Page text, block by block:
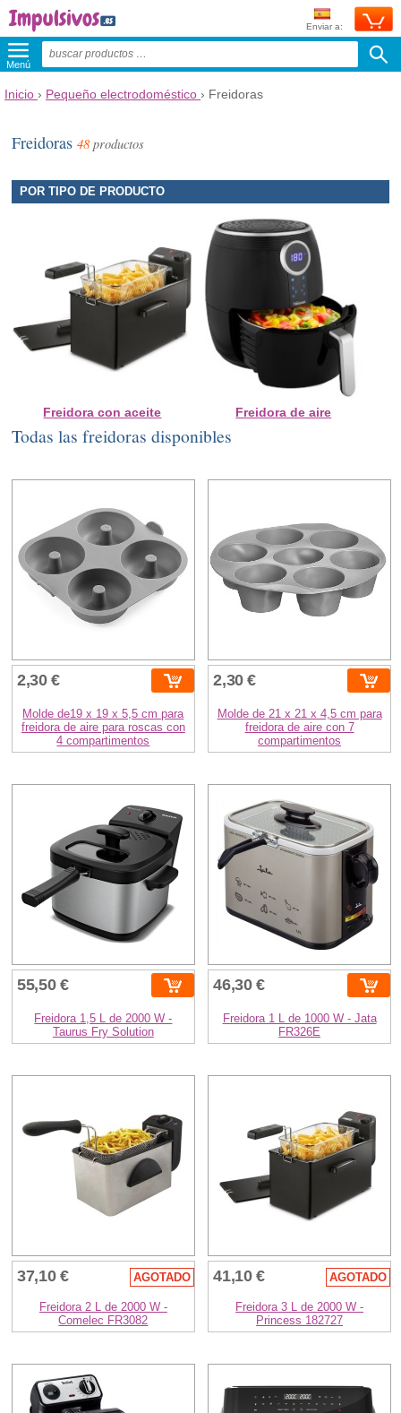
Enviar a:
Menú
Inicio › Pequeño electrodoméstico › Freidoras
Freidoras48 productos
POR TIPO DE PRODUCTO
Freidora con aceite Freidora de aire
Todas las freidoras disponibles
2,30 €
Molde de19 x 19 x 5,5 cm para
freidora de aire para roscas con
4 compartimentos
2,30 €
Molde de 21 x 21 x 4,5 cm para
freidora de aire con 7
compartimentos
55,50 €
Freidora 1,5 L de 2000 W -
Taurus Fry Solution
46,30 €
Freidora 1 L de 1000 W - Jata
FR326E
37,10 € AGOTADO
Freidora 2 L de 2000 W -
Comelec FR3082
41,10 € AGOTADO
Freidora 3 L de 2000 W -
Princess 182727